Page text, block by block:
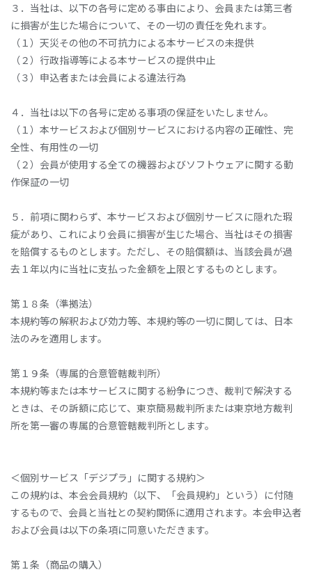
３．当社は、以下の各号に定める事由により、会員または第三者
に損害が生じた場合について、その一切の責任を免れます。
（１）天災その他の不可抗力による本サービスの未提供
（２）行政指導等による本サービスの提供中止
（３）申込者または会員による違法行為
４．当社は以下の各号に定める事項の保証をいたしません。
（１）本サービスおよび個別サービスにおける内容の正確性、完
全性、有用性の一切
（２）会員が使用する全ての機器およびソフトウェアに関する動
作保証の一切
５．前項に関わらず、本サービスおよび個別サービスに隠れた瑕
疵があり、これにより会員に損害が生じた場合、当社はその損害
を賠償するものとします。ただし、その賠償額は、当該会員が過
去１年以内に当社に支払った金額を上限とするものとします。
第１８条（準拠法）
本規約等の解釈および効力等、本規約等の一切に関しては、日本
法のみを適用します。
第１９条（専属的合意管轄裁判所）
本規約等または本サービスに関する紛争につき、裁判で解決する
ときは、その訴額に応じて、東京簡易裁判所または東京地方裁判
所を第一審の専属的合意管轄裁判所とします。
＜個別サービス「デジプラ」に関する規約＞
この規約は、本会会員規約（以下、「会員規約」という）に付随
するもので、会員と当社との契約関係に適用されます。本会申込者
および会員は以下の条項に同意いただきます。
第１条（商品の購入）